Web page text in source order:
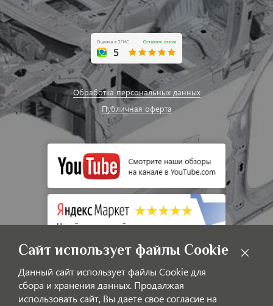
Обработка персональных данных
Публичная оферта
Сайт использует файлы Cookie
Данный сайт использует файлы Cookie для
сбора и хранения данных. Продалжая
использовать сайт, Вы даете свое согласие на